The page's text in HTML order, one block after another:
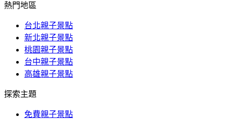
熱門地區
台北親子景點
新北親子景點
桃園親子景點
台中親子景點
高雄親子景點
探索主題
免費親子景點